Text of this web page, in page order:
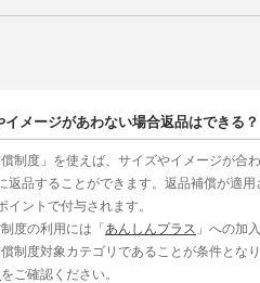
イメージがあわない場合返品はできる？
償制度」を使えば、サイズやイメージが合
返品することができます。返品補償が適
イントで付与されます。
度の利用には「 あんしんプラス 」への加
制度対象カテゴリであることが条件とな
をご確認ください。